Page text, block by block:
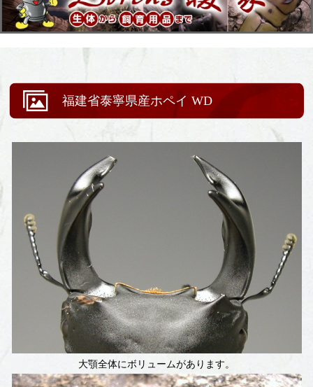
福建省泰寧県産ホペイ WD
大顎全体にボリュームがあります。